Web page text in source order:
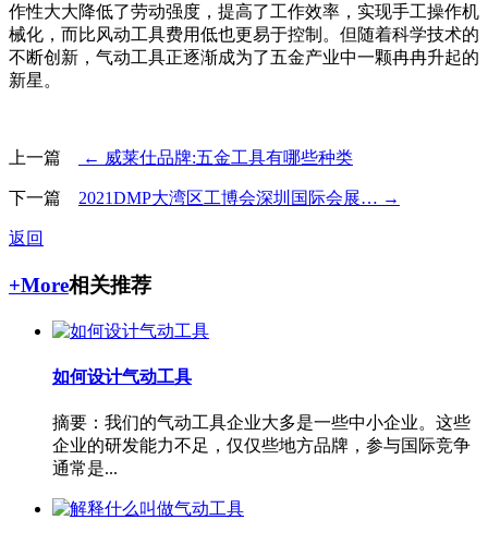
作性大大降低了劳动强度，提高了工作效率，实现手工操作机
械化，而比风动工具费用低也更易于控制。但随着科学技术的
不断创新，气动工具正逐渐成为了五金产业中一颗冉冉升起的
新星。
上一篇 ← 威莱仕品牌:五金工具有哪些种类
下一篇 2021DMP大湾区工博会深圳国际会展… →
返回
+More相关推荐
如何设计气动工具
摘要：我们的气动工具企业大多是一些中小企业。这些
企业的研发能力不足，仅仅些地方品牌，参与国际竞争
通常是...